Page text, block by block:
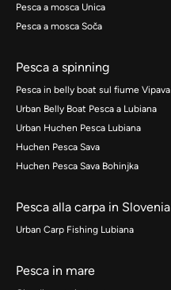
Pesca a mosca Unica
Pesca a mosca Soča
Pesca a spinning
Pesca in belly boat sul fiume Vipava
Urban Belly Boat Pesca a Lubiana
Urban Huchen Pesca Lubiana
Huchen Pesca Sava
Huchen Pesca Sava Bohinjka
Pesca alla carpa in Slovenia
Urban Carp Fishing Lubiana
Pesca in mare